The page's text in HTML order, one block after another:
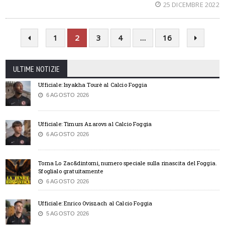
25 DICEMBRE 2022
1 2 3 4 … 16
ULTIME NOTIZIE
Ufficiale: Isyakha Tourè al Calcio Foggia
6 AGOSTO 2026
Ufficiale: Timurs Azarovs al Calcio Foggia
6 AGOSTO 2026
Torna Lo Zac&dintorni, numero speciale sulla rinascita del Foggia.
Sfoglialo gratuitamente
6 AGOSTO 2026
Ufficiale: Enrico Oviszach al Calcio Foggia
5 AGOSTO 2026